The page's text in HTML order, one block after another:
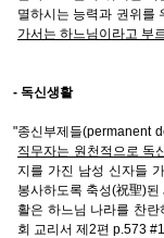
멸하시는 능력과 권위를
가서는 하느님이라고 부
- 독신생활
"종신부제들(permanent
직무자는 원천적으로 독
지를 가진 남성 신자들
봉사하도록 축성(祝聖)
활은 하느님 나라를 찬
회 교리서 제2편 p.573